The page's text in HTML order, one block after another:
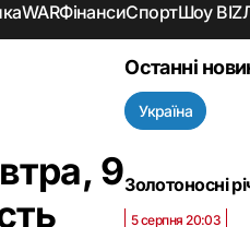
WARФінансиСпортШоу BIZ
9
Останні
Україна
Золотоносні
5 серпня 20:03